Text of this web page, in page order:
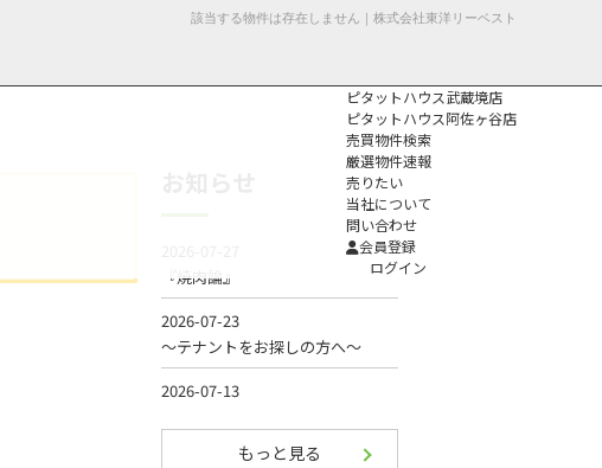
該当する物件は存在しません｜株式会社東洋リーベスト
ピタットハウス武蔵境店
ピタットハウス阿佐ヶ谷店
売買物件検索
厳選物件速報
売りたい
当社について
問い合わせ
会員登録
ログイン
もっと見る